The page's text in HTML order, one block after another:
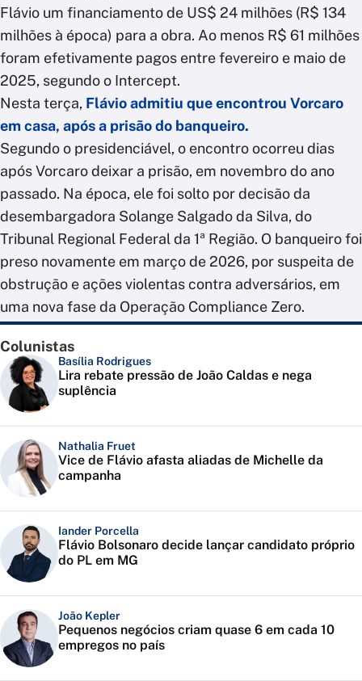
Flávio um financiamento de US$ 24 milhões (R$ 134
milhões à época) para a obra. Ao menos R$ 61 milhões
foram efetivamente pagos entre fevereiro e maio de
2025, segundo o Intercept.
Nesta terça, Flávio admitiu que encontrou Vorcaro
em casa, após a prisão do banqueiro.
Segundo o presidenciável, o encontro ocorreu dias
após Vorcaro deixar a prisão, em novembro do ano
passado. Na época, ele foi solto por decisão da
desembargadora Solange Salgado da Silva, do
Tribunal Regional Federal da 1ª Região. O banqueiro foi
preso novamente em março de 2026, por suspeita de
obstrução e ações violentas contra adversários, em
uma nova fase da Operação Compliance Zero.
Colunistas
Basília Rodrigues
Lira rebate pressão de João Caldas e nega
suplência
Nathalia Fruet
Vice de Flávio afasta aliadas de Michelle da
campanha
Iander Porcella
Flávio Bolsonaro decide lançar candidato próprio
do PL em MG
João Kepler
Pequenos negócios criam quase 6 em cada 10
empregos no país